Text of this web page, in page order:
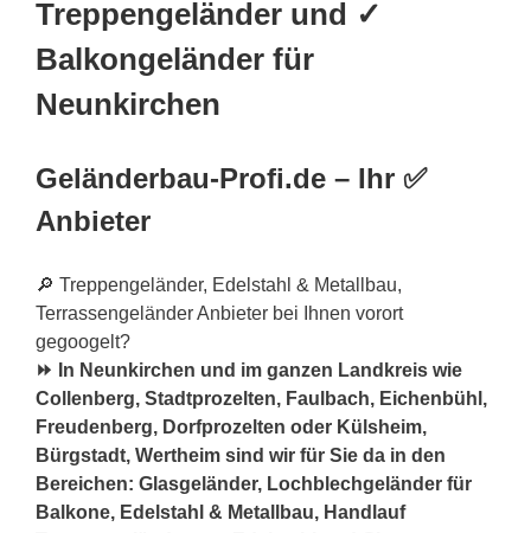
Treppengeländer und ✓
Balkongeländer für
Neunkirchen
Geländerbau-Profi.de – Ihr ✅
Anbieter
🔎 Treppengeländer, Edelstahl & Metallbau,
Terrassengeländer Anbieter bei Ihnen vorort
gegoogelt?
⏩ In Neunkirchen und im ganzen Landkreis wie
Collenberg, Stadtprozelten, Faulbach, Eichenbühl,
Freudenberg, Dorfprozelten oder Külsheim,
Bürgstadt, Wertheim sind wir für Sie da in den
Bereichen: Glasgeländer, Lochblechgeländer für
Balkone, Edelstahl & Metallbau, Handlauf